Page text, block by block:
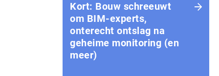
Kort: Bouw schreeuwt
om BIM-experts,
onterecht ontslag na
geheime monitoring (en
meer)